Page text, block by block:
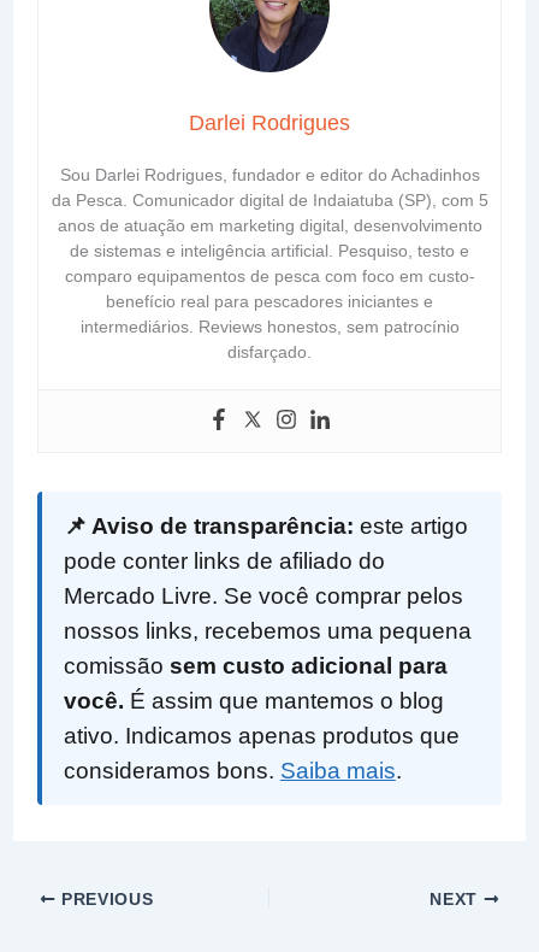
Darlei Rodrigues
Sou Darlei Rodrigues, fundador e editor do Achadinhos
da Pesca. Comunicador digital de Indaiatuba (SP), com 5
anos de atuação em marketing digital, desenvolvimento
de sistemas e inteligência artificial. Pesquiso, testo e
comparo equipamentos de pesca com foco em custo-
benefício real para pescadores iniciantes e
intermediários. Reviews honestos, sem patrocínio
disfarçado.
📌 Aviso de transparência: este artigo
pode conter links de afiliado do
Mercado Livre. Se você comprar pelos
nossos links, recebemos uma pequena
comissão sem custo adicional para
você. É assim que mantemos o blog
ativo. Indicamos apenas produtos que
consideramos bons. Saiba mais.
PREVIOUS NEXT